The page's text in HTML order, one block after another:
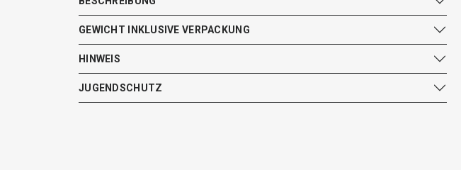
GEWICHT INKLUSIVE VERPACKUNG
HINWEIS
JUGENDSCHUTZ